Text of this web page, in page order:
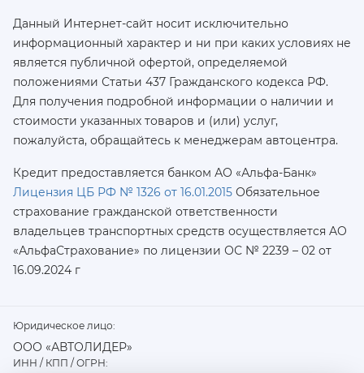
Данный Интернет-сайт носит исключительно
информационный характер и ни при каких условиях не
является публичной офертой, определяемой
положениями Статьи 437 Гражданского кодекса РФ.
Для получения подробной информации о наличии и
стоимости указанных товаров и (или) услуг,
пожалуйста, обращайтесь к менеджерам автоцентра.
Кредит предоставляется банком АО «Альфа-Банк»
Лицензия ЦБ РФ № 1326 от 16.01.2015 Обязательное
страхование гражданской ответственности
владельцев транспортных средств осуществляется AO
«АльфаСтрахование» по лицензии ОС № 2239 – 02 от
16.09.2024 г
Юридическое лицо:
ООО «АВТОЛИДЕР»
ИНН / КПП / ОГРН: